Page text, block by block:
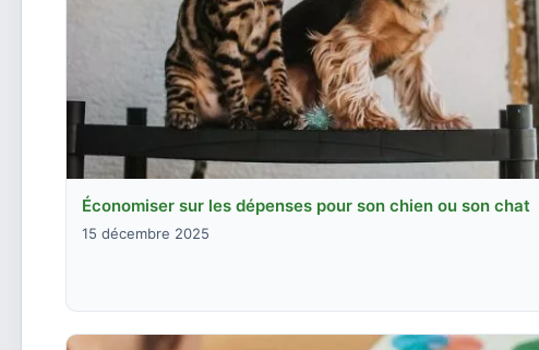
Économiser sur les dépenses pour son chien ou son chat
15 décembre 2025